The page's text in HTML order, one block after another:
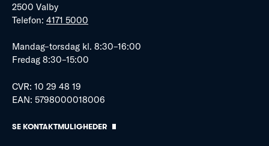
2500 Valby
Telefon: 4171 5000
Mandag–torsdag kl. 8:30–16:00
Fredag 8:30–15:00
CVR: 10 29 48 19
EAN: 5798000018006
SE KONTAKTMULIGHEDER